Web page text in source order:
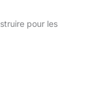
pour les